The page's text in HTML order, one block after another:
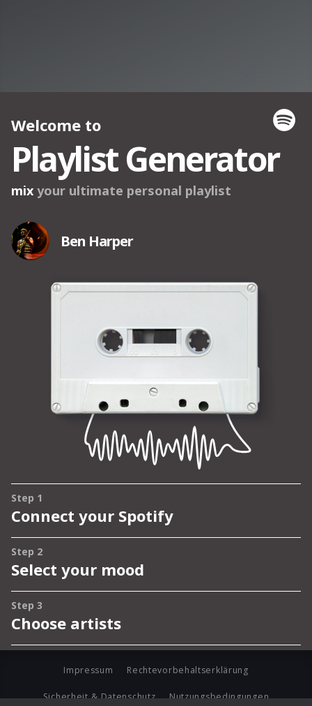
Impressum Rechtevorbehaltserklärung
Sicherheit & Datenschutz Nutzungsbedingungen